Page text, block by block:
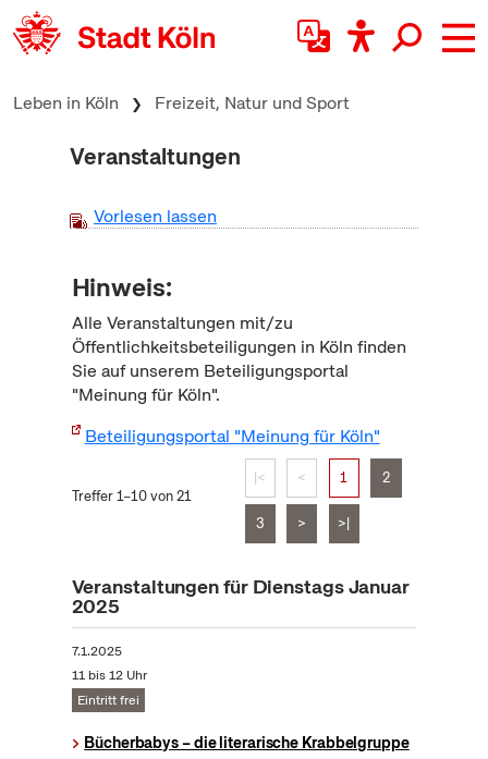
zum Inhalt springen
Leben in Köln Freizeit, Natur und Sport
Veranstaltungen
Vorlesen lassen
Hinweis:
Alle Veranstaltungen mit/zu
Öffentlichkeitsbeteiligungen in Köln finden
Sie auf unserem Beteiligungsportal
"Meinung für Köln".
Beteiligungsportal "Meinung für Köln"
Treffer 1–10 von 21
|< < 1 2
3 > >|
Veranstaltungen für Dienstags Januar
2025
7.1.2025
11 bis 12 Uhr
Eintritt frei
Bücherbabys – die literarische Krabbelgruppe